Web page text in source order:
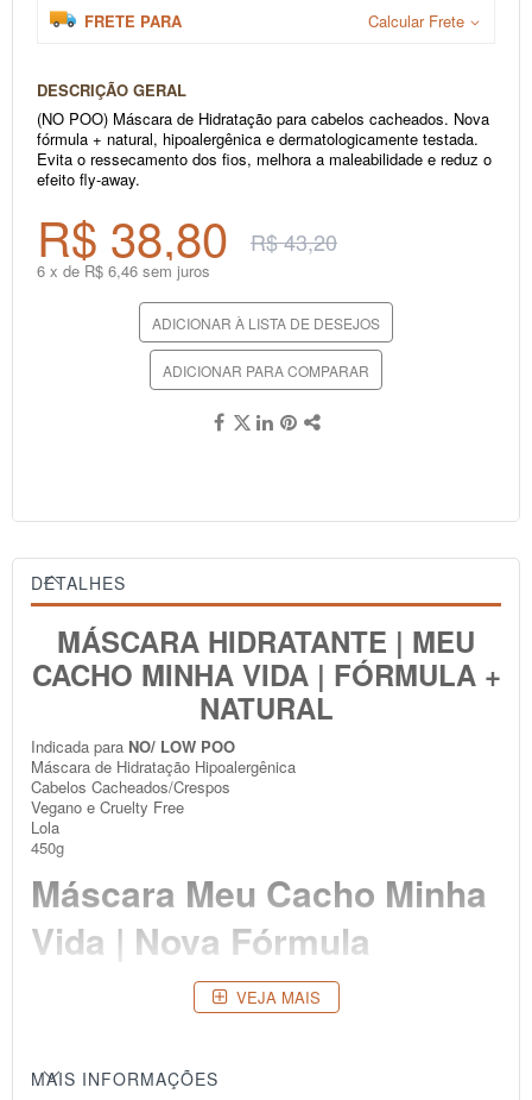
FRETE PARA Calcular Frete
DESCRIÇÃO GERAL
(NO POO) Máscara de Hidratação para cabelos cacheados. Nova
fórmula + natural, hipoalergênica e dermatologicamente testada.
Evita o ressecamento dos fios, melhora a maleabilidade e reduz o
efeito fly-away.
R$ 38,80 R$ 43,20
6 x de R$ 6,46 sem juros
ADICIONAR À LISTA DE DESEJOS
ADICIONAR PARA COMPARAR
DETALHES
MÁSCARA HIDRATANTE | MEU
CACHO MINHA VIDA | FÓRMULA +
NATURAL
Indicada para NO/ LOW POO
Máscara de Hidratação Hipoalergênica
Cabelos Cacheados/Crespos
Vegano e Cruelty Free
Lola
450g
Máscara Meu Cacho Minha
Vida | Nova Fórmula
Penetra profundamente nos fios, recuperando o brilho e reparando
os danos causados por estresse químico, mecânico ou ambiental.
Nova fórmula hipoalergênica e dermatologicamente testada. Evita o
VEJA MAIS
MAIS INFORMAÇÕES